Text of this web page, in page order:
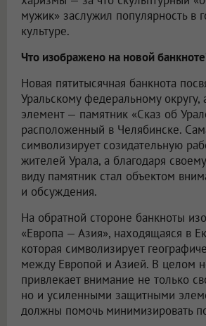
мужик» заслужил популярность в
культуре.
Что изображено на новой
Новая пятитысячная банкнота
Уральскому федеральному округу,
элемент — памятник «Сказ об
расположенный в Челябинске.
символизирует созидательную
жителей Урала, а благодаря
виду памятник стал объектом
и обсуждения.
На обратной стороне банкноты
«Европа — Азия», находящаяся в
которая символизирует
между Европой и Азией. В целом
привлекает внимание не только
но и усиленными защитными
должны помочь минимизировать